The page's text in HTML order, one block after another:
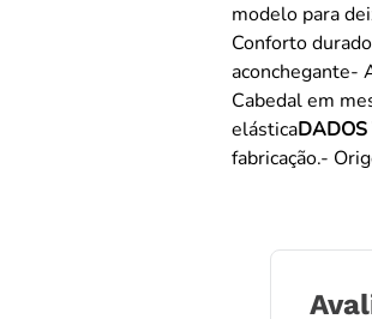
modelo para
Conforto
aconchegante-
Cabedal em
elásticaDADOS
fabricação.-